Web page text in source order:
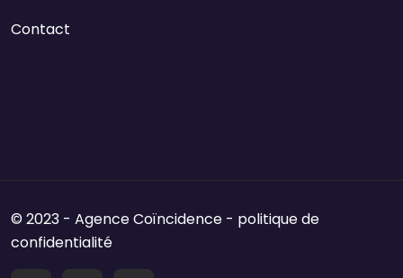
Contact
© 2023 - Agence Coïncidence - politique de
confidentialité